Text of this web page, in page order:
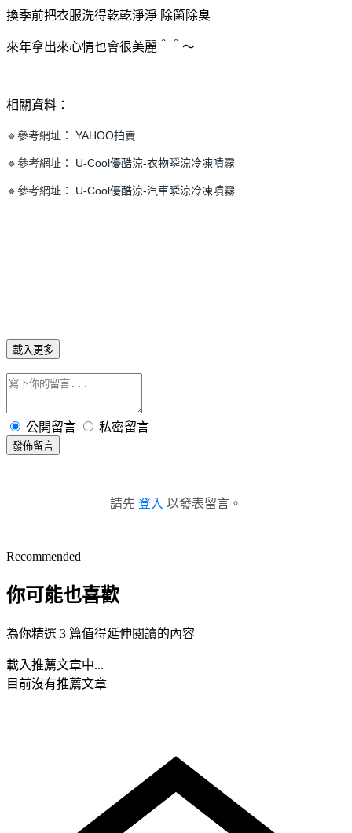
換季前把衣服洗得乾乾淨淨 除箘除臭
來年拿出來心情也會很美麗＾＾～
相關資料：
🔹參考網址： YAHOO拍賣
🔹參考網址： U-Cool優酷涼-衣物瞬涼冷凍噴霧
🔹參考網址： U-Cool優酷涼-汽車瞬涼冷凍噴霧
載入更多
公開留言 私密留言
發佈留言
請先 登入 以發表留言。
Recommended
你可能也喜歡
為你精選 3 篇值得延伸閱讀的內容
載入推薦文章中...
目前沒有推薦文章